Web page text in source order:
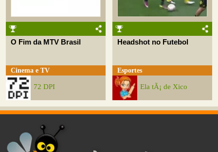
O Fim da MTV Brasil
Cinema e TV
72 DPI
Headshot no Futebol
Esportes
Ela tÃ¡ de Xico